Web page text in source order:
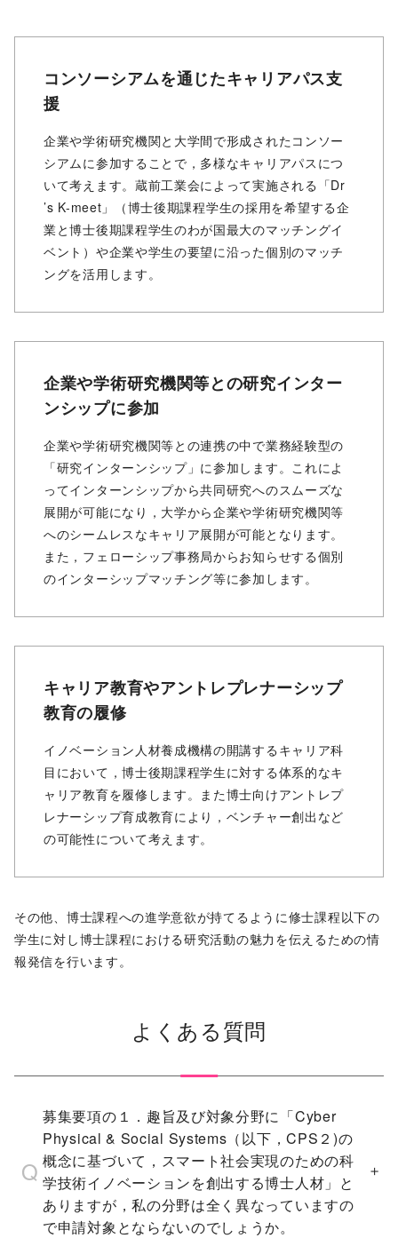
コンソーシアムを通じたキャリアパス支
援
企業や学術研究機関と⼤学間で形成されたコンソー
シアムに参加することで，多様なキャリアパスにつ
いて考えます。蔵前⼯業会によって実施される「Dr
’s K-meet」（博⼠後期課程学⽣の採⽤を希望する企
業と博⼠後期課程学⽣のわが国最⼤のマッチングイ
ベント）や企業や学⽣の要望に沿った個別のマッチ
ングを活⽤します。
企業や学術研究機関等との研究インター
ンシップに参加
企業や学術研究機関等との連携の中で業務経験型の
「研究インターンシップ」に参加します。これによ
ってインターンシップから共同研究へのスムーズな
展開が可能になり，大学から企業や学術研究機関等
へのシームレスなキャリア展開が可能となります。
また，フェローシップ事務局からお知らせする個別
のインターシップマッチング等に参加します。
キャリア教育やアントレプレナーシップ
教育の履修
イノベーション⼈材養成機構の開講するキャリア科
⽬において，博⼠後期課程学⽣に対する体系的なキ
ャリア教育を履修します。また博⼠向けアントレプ
レナーシップ育成教育により，ベンチャー創出など
の可能性について考えます。
その他、博⼠課程への進学意欲が持てるように修⼠課程以下の
学⽣に対し博⼠課程における研究活動の魅⼒を伝えるための情
報発信を⾏います。
よくある質問
募集要項の１．趣旨及び対象分野に「Cyber
Physical & Social Systems（以下，CPS２)の
概念に基づいて，スマート社会実現のための科
学技術イノベーションを創出する博士人材」と
ありますが，私の分野は全く異なっていますの
で申請対象とならないのでしょうか。